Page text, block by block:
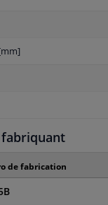
de fabrication